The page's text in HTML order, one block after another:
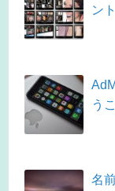
ント
う
名